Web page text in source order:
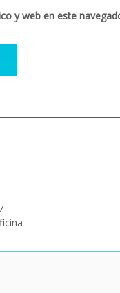
y web en este